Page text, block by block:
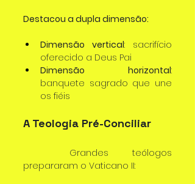
Destacou a dupla dimensão:
Dimensão vertical: sacrifício
oferecido a Deus Pai
Dimensão horizontal:
banquete sagrado que une
os fiéis
A Teologia Pré-Conciliar
prepararam o Vaticano II: